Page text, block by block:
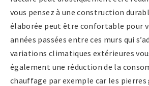
vous pensez à une construction
élaborée peut être confortable pour
années passées entre ces murs qui
variations climatiques extérieures
également une réduction de la
chauffage par exemple car les